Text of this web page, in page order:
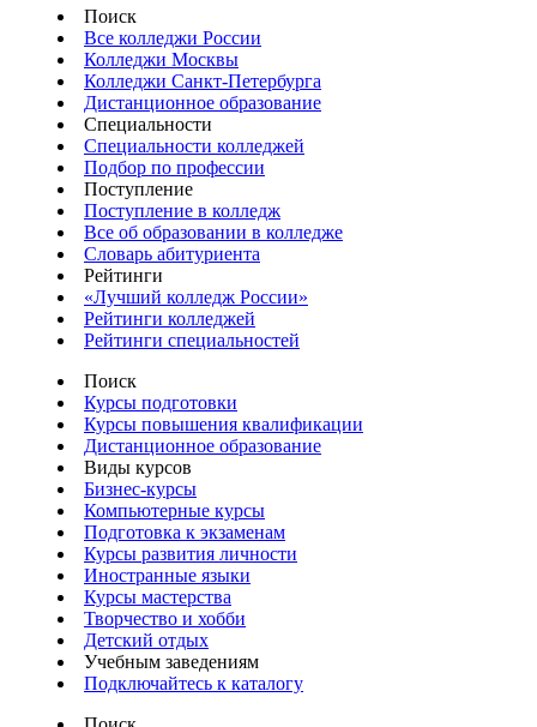
Поиск
Все колледжи России
Колледжи Москвы
Колледжи Санкт-Петербурга
Дистанционное образование
Специальности
Специальности колледжей
Подбор по профессии
Поступление
Поступление в колледж
Все об образовании в колледже
Словарь абитуриента
Рейтинги
«Лучший колледж России»
Рейтинги колледжей
Рейтинги специальностей
Поиск
Курсы подготовки
Курсы повышения квалификации
Дистанционное образование
Виды курсов
Бизнес-курсы
Компьютерные курсы
Подготовка к экзаменам
Курсы развития личности
Иностранные языки
Курсы мастерства
Творчество и хобби
Детский отдых
Учебным заведениям
Подключайтесь к каталогу